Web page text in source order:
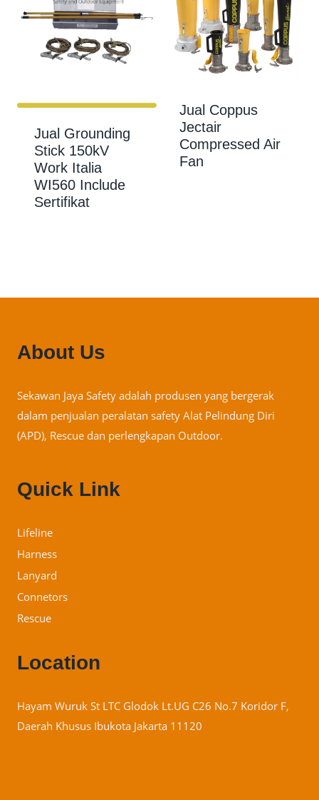
Jual Grounding
Stick 150kV
Work Italia
WI560 Include
Sertifikat
Jual Coppus
Jectair
Compressed Air
Fan
About Us
Sekawan Jaya Safety adalah produsen yang bergerak
dalam penjualan peralatan safety Alat Pelindung Diri
(APD), Rescue dan perlengkapan Outdoor.
Quick Link
Lifeline
Harness
Lanyard
Connetors
Rescue
Location
Hayam Wuruk St LTC Glodok Lt.UG C26 No.7 Koridor F,
Daerah Khusus Ibukota Jakarta 11120